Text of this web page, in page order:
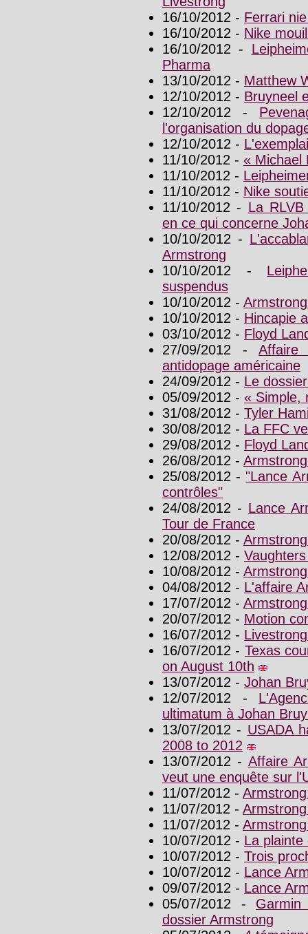
16/10/2012 - Ferrari
16/10/2012 - Nike
16/10/2012 -
Pharma
13/10/2012 - Matthew
12/10/2012 - Bruyneel
12/10/2012 -
l'organisation du
12/10/2012 -
11/10/2012 - « Michael
11/10/2012 -
11/10/2012 - Nike
11/10/2012 - La
en ce qui concerne
10/10/2012 -
Armstrong
10/10/2012 -
suspendus
10/10/2012 -
10/10/2012 - Hincapie
03/10/2012 - Floyd
27/09/2012 -
antidopage américaine
24/09/2012 - Le
05/09/2012 - « Simple,
31/08/2012 - Tyler
30/08/2012 - La FFC
29/08/2012 - Floyd
26/08/2012 -
25/08/2012 -"Lance
contrôles"
24/08/2012 - Lance
Tour de France
20/08/2012 -
12/08/2012 -
10/08/2012 -
04/08/2012 - L'affaire
17/07/2012 -
20/07/2012 - Motion
16/07/2012 -
16/07/2012 - Texas
on August 10th
13/07/2012 - Johan
12/07/2012 -
ultimatum à Johan
13/07/2012 - USADA
2008 to 2012
13/07/2012 - Affaire
veut une enquête sur
11/07/2012 -
11/07/2012 -
11/07/2012 -
10/07/2012 - La plainte
10/07/2012 - Trois
10/07/2012 - Lance
09/07/2012 - Lance
05/07/2012 -
dossier Armstrong